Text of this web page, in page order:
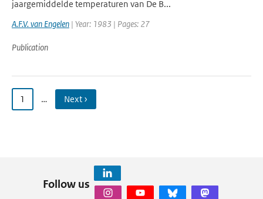
jaargemiddelde temperaturen van De B...
A.F.V. van Engelen | Year: 1983 | Pages: 27
Publication
1 … Next ›
Follow us